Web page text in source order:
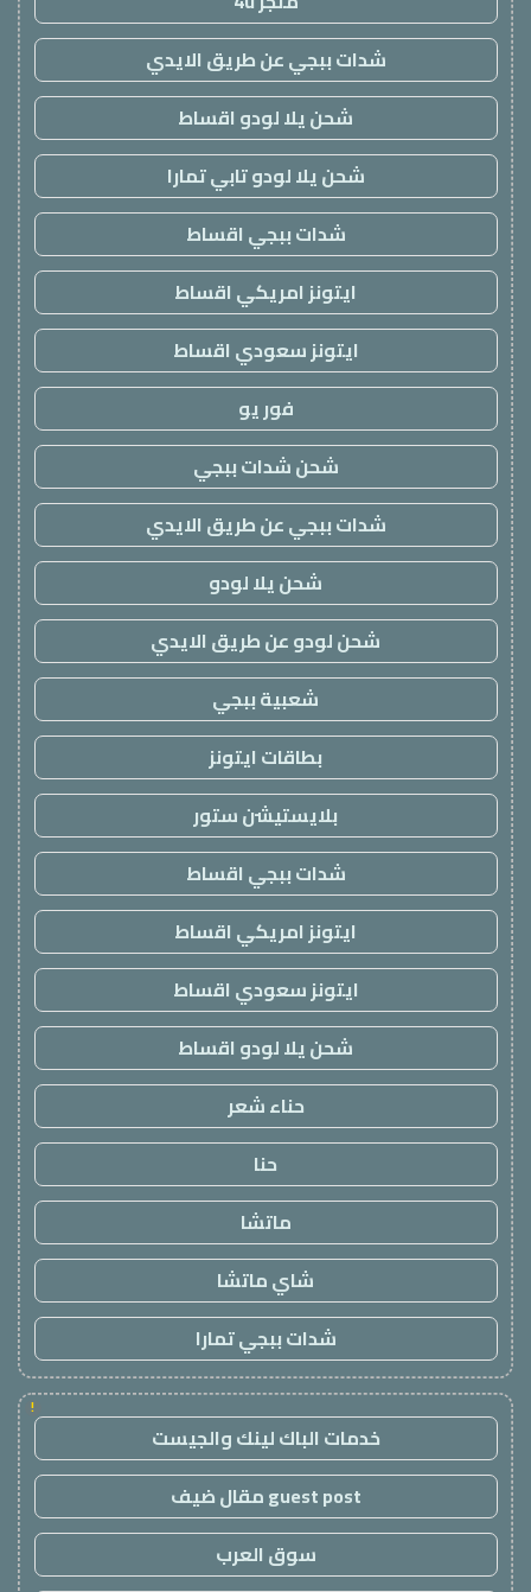
شدات ببجي عن طريق الايدي
شحن يلا لودو اقساط
شحن يلا لودو تابي تمارا
شدات ببجي اقساط
ايتونز امريكي اقساط
ايتونز سعودي اقساط
فور يو
شحن شدات ببجي
شدات ببجي عن طريق الايدي
شحن يلا لودو
شحن لودو عن طريق الايدي
شعبية ببجي
بطاقات ايتونز
بلايستيشن ستور
شدات ببجي اقساط
ايتونز امريكي اقساط
ايتونز سعودي اقساط
شحن يلا لودو اقساط
حناء شعر
حنا
ماتشا
شاي ماتشا
شدات ببجي تمارا
!
خدمات الباك لينك والجيست
guest post مقال ضيف
سوق العرب